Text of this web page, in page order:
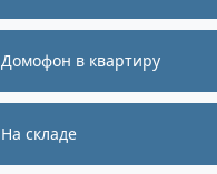
Домофон в квартиру
На складе